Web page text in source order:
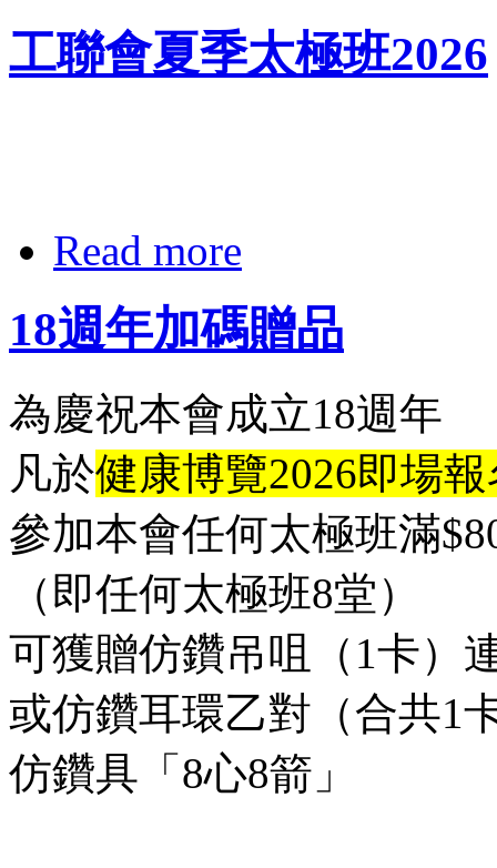
工聯會夏季太極班2026
Read more
18週年加碼贈品
為慶祝本會成立18週年
凡於健康博覽2026即場
參加本會任何太極班滿
（即任何太極班8堂）
可獲贈仿鑽吊咀（1卡）
或仿鑽耳環乙對（合共1
仿鑽具「8心8箭」